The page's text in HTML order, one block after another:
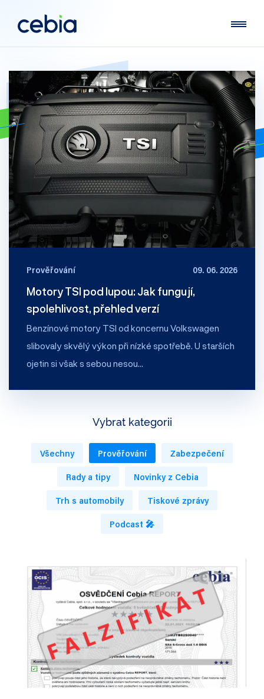
Prověřování 09. 06. 2026
Motory TSI pod lupou: Jak fungují,
spolehlivost, přehled verzí
Benzínové motory TSI od koncernu Volkswagen
slibovaly skvělý výkon při nízké spotřebě. U starších
ojetin si však s sebou nesou…
Vybrat kategorii
Všechny Prověřování
Zabezpečení
Rady a tipy
Novinky z Cebia
Trh s automobily
Tiskové zprávy
Podcast 🎤